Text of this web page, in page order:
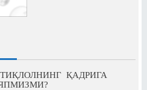
ҚАДРИГА